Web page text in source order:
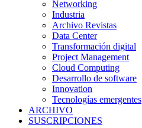
Networking
Industria
Archivo Revistas
Data Center
Transformación digital
Project Management
Cloud Computing
Desarrollo de software
Innovation
Tecnologías emergentes
ARCHIVO
SUSCRIPCIONES